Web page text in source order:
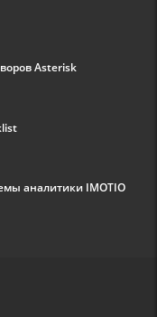
Asterisk
аналитики IMOTIO